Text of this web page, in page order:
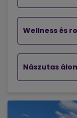
Wellness és
Nászutas